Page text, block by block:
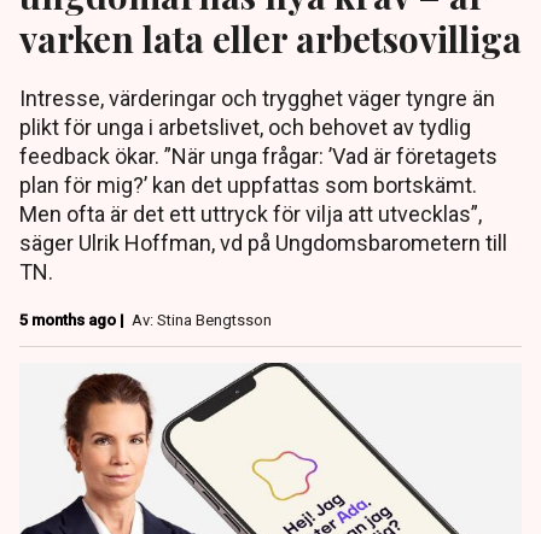
varken lata eller arbetsovilliga
Intresse, värderingar och trygghet väger tyngre än
plikt för unga i arbetslivet, och behovet av tydlig
feedback ökar. ”När unga frågar: ’Vad är företagets
plan för mig?’ kan det uppfattas som bortskämt.
Men ofta är det ett uttryck för vilja att utvecklas”,
säger Ulrik Hoffman, vd på Ungdomsbarometern till
TN.
5 months ago | Av: Stina Bengtsson